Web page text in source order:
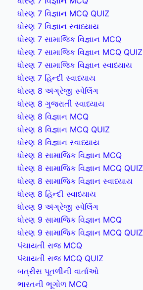
ધોરણ 7 વિજ્ઞાન MCQ QUIZ
ધોરણ 7 વિજ્ઞાન સ્વાધ્યાય
ધોરણ 7 સામાજિક વિજ્ઞાન MCQ
ધોરણ 7 સામાજિક વિજ્ઞાન MCQ QUIZ
ધોરણ 7 સામાજિક વિજ્ઞાન સ્વાધ્યાય
ધોરણ 7 હિન્દી સ્વાધ્યાય
ધોરણ 8 અંગ્રેજી સ્પેલિંગ
ધોરણ 8 ગુજરાતી સ્વાધ્યાય
ધોરણ 8 વિજ્ઞાન MCQ
ધોરણ 8 વિજ્ઞાન MCQ QUIZ
ધોરણ 8 વિજ્ઞાન સ્વાધ્યાય
ધોરણ 8 સામાજિક વિજ્ઞાન MCQ
ધોરણ 8 સામાજિક વિજ્ઞાન MCQ QUIZ
ધોરણ 8 સામાજિક વિજ્ઞાન સ્વાધ્યાય
ધોરણ 8 હિન્દી સ્વાધ્યાય
ધોરણ 9 અંગ્રેજી સ્પેલિંગ
ધોરણ 9 સામાજિક વિજ્ઞાન MCQ
ધોરણ 9 સામાજિક વિજ્ઞાન MCQ QUIZ
પંચાયતી રાજ MCQ
પંચાયતી રાજ MCQ QUIZ
બત્રીસ પૂતળીની વાર્તાઓ
ભારતની ભૂગોળ MCQ